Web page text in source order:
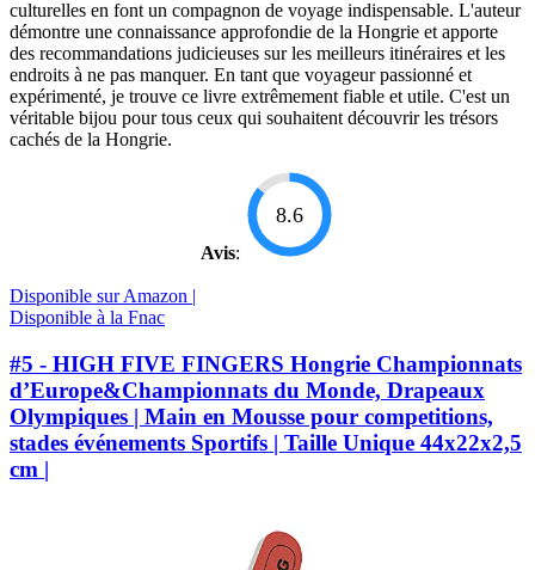
culturelles en font un compagnon de voyage indispensable. L'auteur
démontre une connaissance approfondie de la Hongrie et apporte
des recommandations judicieuses sur les meilleurs itinéraires et les
endroits à ne pas manquer. En tant que voyageur passionné et
expérimenté, je trouve ce livre extrêmement fiable et utile. C'est un
véritable bijou pour tous ceux qui souhaitent découvrir les trésors
cachés de la Hongrie.
Avis:
8.6
Disponible sur Amazon |
Disponible à la Fnac
#5 - HIGH FIVE FINGERS Hongrie Championnats
d’Europe&Championnats du Monde, Drapeaux
Olympiques | Main en Mousse pour competitions,
stades événements Sportifs | Taille Unique 44x22x2,5
cm |